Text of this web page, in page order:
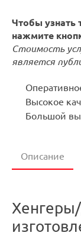
Чтобы узнать
нажмите
Стоимость
является
Высокое
Большой
Описание